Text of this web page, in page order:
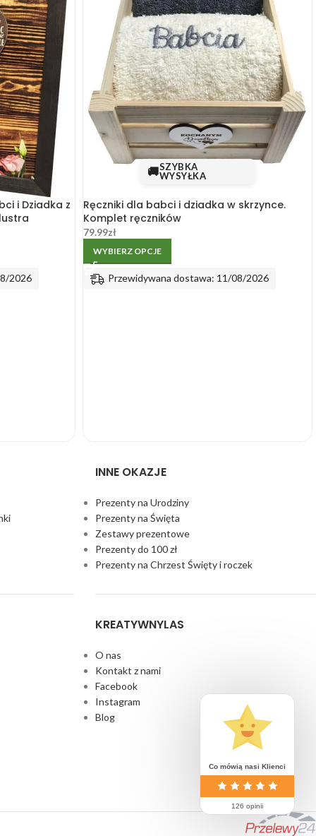
i Dziadka z
2026
🚚SZYBKA
WYSYŁKA
Ręczniki dla babci i dziadka w skrzynce.
Komplet ręczników
79.99zł
WYBIERZ OPCJE
Przewidywana dostawa: 11/08/2026
INNE OKAZJE
Prezenty na Urodziny
Prezenty na Święta
Zestawy prezentowe
Prezenty do 100 zł
Prezenty na Chrzest Święty i roczek
KREATYWNYLAS
O nas
Kontakt z nami
Facebook
Instagram
Blog
Co mówią nasi Klienci
126 opinii